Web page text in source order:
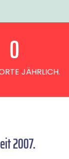
JÄHRLICH.
0
2007.